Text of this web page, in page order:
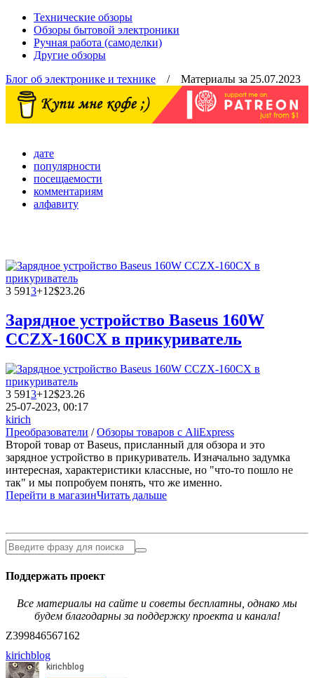
Технические обзоры
Обзоры бытовой электроники
Ручная работа (самоделки)
Другие обзоры
Блог об электронике и технике / Материалы за 25.07.2023
дате
популярности
посещаемости
комментариям
алфавиту
3 5913+12$23.26
Зарядное устройство Baseus 160W
CCZX-160CX в прикуриватель
3 5913+12$23.26
25-07-2023, 00:17
kirich
Преобразователи /Обзоры товаров с AliExpress
Второй товар от Baseus, присланный для обзора и это
зарядное устройство в прикуриватель. Изначально задумка
интересная, характеристики классные, но "что-то пошло не
так" и мы попробуем понять, что же именно.
Перейти в магазинЧитать дальше
Поддержать проект
Все материалы на сайте и советы бесплатны, однако мы
будем благодарны за поддержку проекта и канала!
Z399846567162
kirichblog